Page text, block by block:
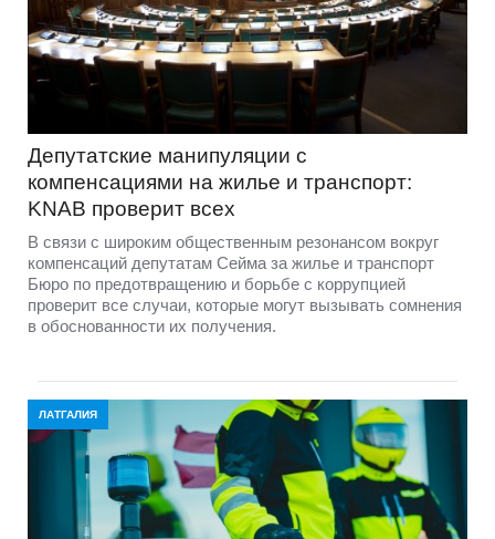
Депутатские манипуляции с
компенсациями на жилье и транспорт:
KNAB проверит всех
В связи с широким общественным резонансом вокруг
компенсаций депутатам Сейма за жилье и транспорт
Бюро по предотвращению и борьбе с коррупцией
проверит все случаи, которые могут вызывать сомнения
в обоснованности их получения.
ЛАТГАЛИЯ